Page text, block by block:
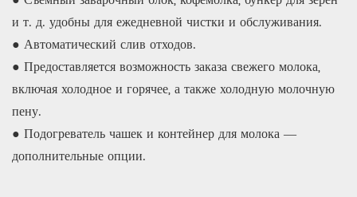
и т. д. удобны для ежедневной чистки и обслуживания.
● Автоматический слив отходов.
● Предоставляется возможность заказа свежего молока,
включая холодное и горячее, а также холодную молочную
пену.
● Подогреватель чашек и контейнер для молока —
дополнительные опции.